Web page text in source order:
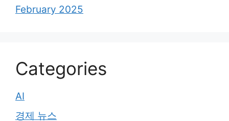
February 2025
Categories
AI
경제 뉴스